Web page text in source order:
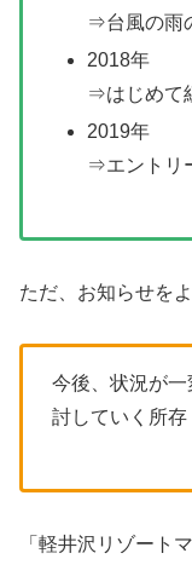
⇒台風の雨
2018年
⇒はじめて
2019年
⇒エントリ
ただ、お知らせを
今後、状況が
討していく所存
「軽井沢リゾート